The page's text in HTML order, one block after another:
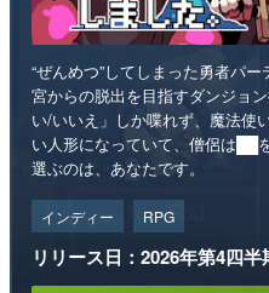
“ぜんめつ”してしまった勇者パ
宮からの脱出を目指すダンジョ
い/いいえ」しか喋れず、魔法使
い人形になっていて、僧侶は██
選ぶのは、あなたです。
インディー RPG
リリース日：2026年第4四半